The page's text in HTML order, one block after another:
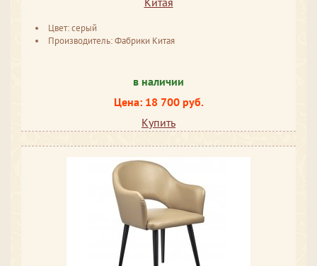
Цвет: серый
Производитель: Фабрики Китая
в наличии
Цена: 18 700 руб.
Купить